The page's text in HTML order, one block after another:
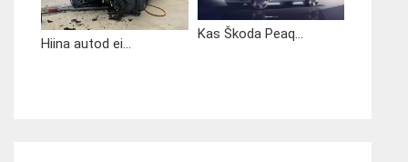
Hiina autod ei...
Kas Škoda Peaq...